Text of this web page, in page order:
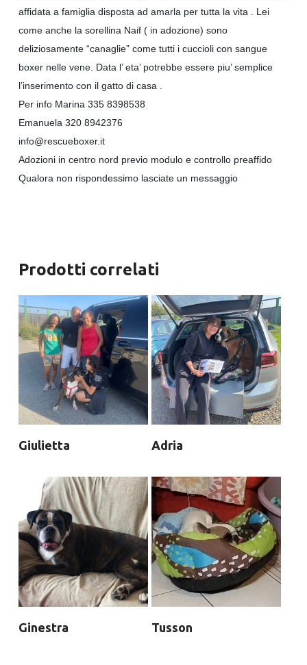
affidata a famiglia disposta ad amarla per tutta la vita . Lei
come anche la sorellina Naif ( in adozione) sono
deliziosamente “canaglie” come tutti i cuccioli con sangue
boxer nelle vene. Data l’ eta’ potrebbe essere piu’ semplice
l’inserimento con il gatto di casa .
Per info Marina 335 8398538
Emanuela 320 8942376
info@rescueboxer.it
Adozioni in centro nord previo modulo e controllo preaffido
Qualora non rispondessimo lasciate un messaggio
Prodotti correlati
Giulietta Adria
Ginestra Tusson